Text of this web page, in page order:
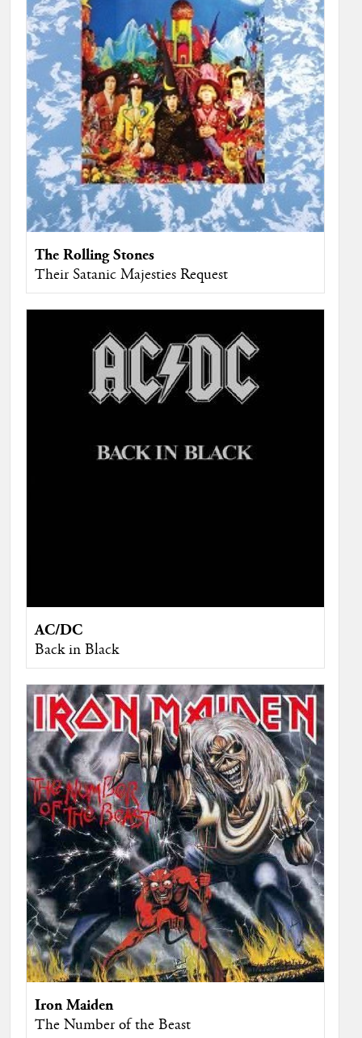
The Rolling Stones
Their Satanic Majesties Request
AC/DC
Back in Black
Iron Maiden
The Number of the Beast